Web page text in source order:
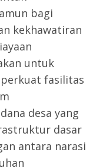
bagi
kekhawatiran
untuk
fasilitas
desa yang
dasar
antara narasi